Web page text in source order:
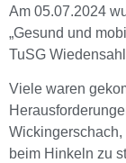
Am 05.07.2024
„Gesund und
TuSG
Viele waren
beim Hinkeln zu